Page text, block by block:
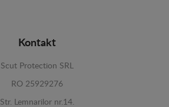
Kontakt
Scut Protection SRL
RO 25929276
Str. Lemnarilor nr.14.